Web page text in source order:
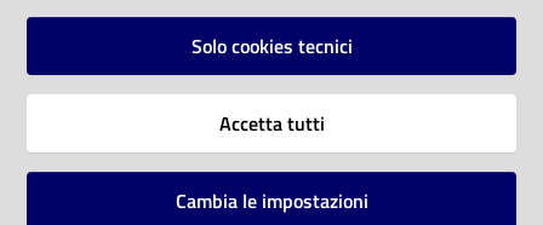
Vai alla pagina
Solo cookies tecnici
Accetta tutti
Cambia le impostazioni